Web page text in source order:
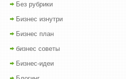
Без рубрики
Бизнес изнутри
Бизнес план
бизнес советы
Бизнес-идеи